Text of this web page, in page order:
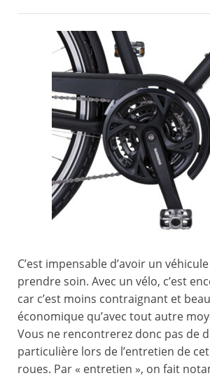
C’est impensable d’avoir un
prendre soin. Avec un vélo, c’est
car c’est moins contraignant et
économique qu’avec tout autre
Vous ne rencontrerez donc pas de
particulière lors de l’entretien de
roues. Par « entretien », on fait